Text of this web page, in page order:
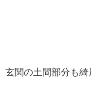
玄関の土間部分も綺